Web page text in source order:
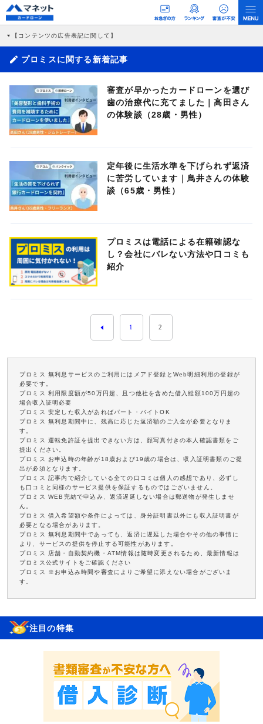
【コンテンツの広告表記に関して】
す。 これらの広告を経由して読者が企業ホームページを訪れ、成約が発生すると弊
社に対して企業から紹介報酬が支払われるという収益モデルです。 ただし、特定の
商品を根拠なくPRするものではなく、当編集部の調査／ユーザーへの口コミ収集な
>提携企業一覧
プロミスに関する新着記事
審査が早かったカードローンを選び
歯の治療代に充てました｜高田さん
の体験談（28歳・男性）
定年後に生活水準を下げられず返済
に苦労しています｜鳥井さんの体験
談（65歳・男性）
プロミスは電話による在籍確認な
し？会社にバレない方法や口コミも
紹介
1 2
プロミス 無利息サービスのご利用にはメアド登録とWeb明細利用の登録が
必要です。
プロミス 利用限度額が50万円超、且つ他社を含めた借入総額100万円超の
場合収入証明必要
プロミス 安定した収入があればパート・バイトOK
プロミス 無利息期間中に、残高に応じた返済額のご入金が必要となりま
す。
プロミス 運転免許証を提出できない方は、顔写真付きの本人確認書類をご
提出ください。
プロミス お申込時の年齢が18歳および19歳の場合は、収入証明書類のご提
出が必須となります。
プロミス 記事内で紹介している全ての口コミは個人の感想であり、必ずし
も口コミと同様のサービス提供を保証するものではございません。
プロミス WEB完結で申込み、返済遅延しない場合は郵送物が発生しませ
ん。
プロミス 借入希望額や条件によっては、身分証明書以外にも収入証明書が
必要となる場合があります。
プロミス 無利息期間中であっても、返済に遅延した場合やその他の事情に
より、サービスの提供を停止する可能性があります。
プロミス 店舗・自動契約機・ATM情報は随時変更されるため、最新情報は
プロミス公式サイトをご確認ください
プロミス ※お申込み時間や審査によりご希望に添えない場合がございま
す。
注目の特集